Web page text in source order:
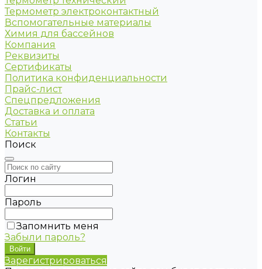
Термометр электроконтактный
Вспомогательные материалы
Химия для бассейнов
Компания
Реквизиты
Сертификаты
Политика конфиденциальности
Прайс-лист
Спецпредложения
Доставка и оплата
Статьи
Контакты
Поиск
Логин
Пароль
Запомнить меня
Забыли пароль?
Зарегистрироваться